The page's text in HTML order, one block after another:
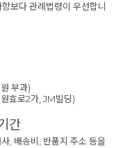
보다 관례법령이 우선합니
부과)
효로2가, JM빌딩)
간
, 배송비, 반품지 주소 등을